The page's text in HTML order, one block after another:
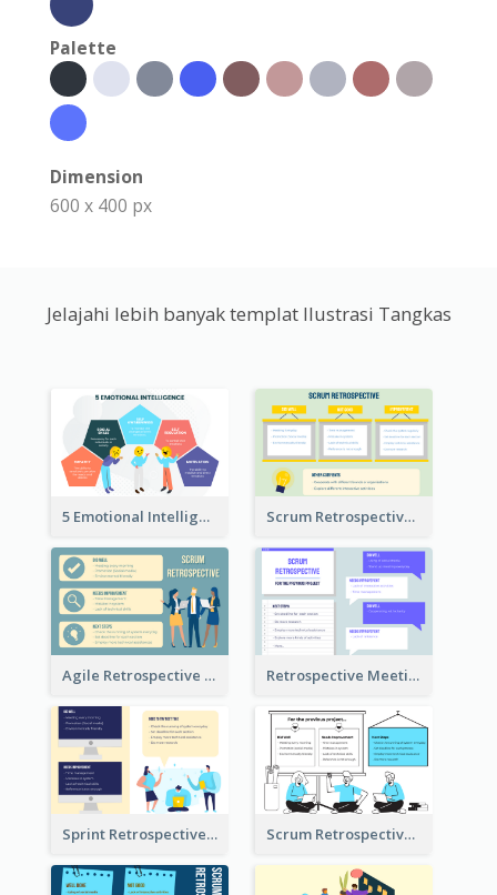
Palette
Dimension
600 x 400 px
Jelajahi lebih banyak templat Ilustrasi Tangkas
5 Emotional Intelligence Illustration Scrum Retrospective Meeting Questions
Agile Retrospective Template Retrospective Meeting Questions
Sprint Retrospective Illustration Scrum Retrospective Meeting Illustration